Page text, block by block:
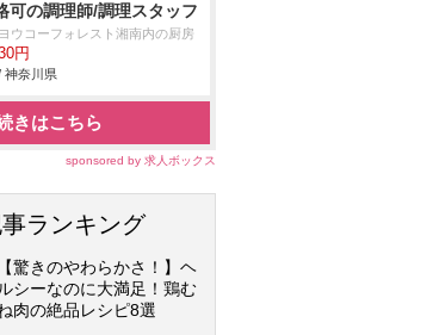
可の調理師/調理スタッフ
ウコーフォレスト湘南内の厨房
円
神奈川県
きはこちら
sponsored by 求人ボックス
ランキング
【驚きのやわらかさ！】ヘ
ルシーなのに大満足！鶏む
肉の絶品レシピ8選